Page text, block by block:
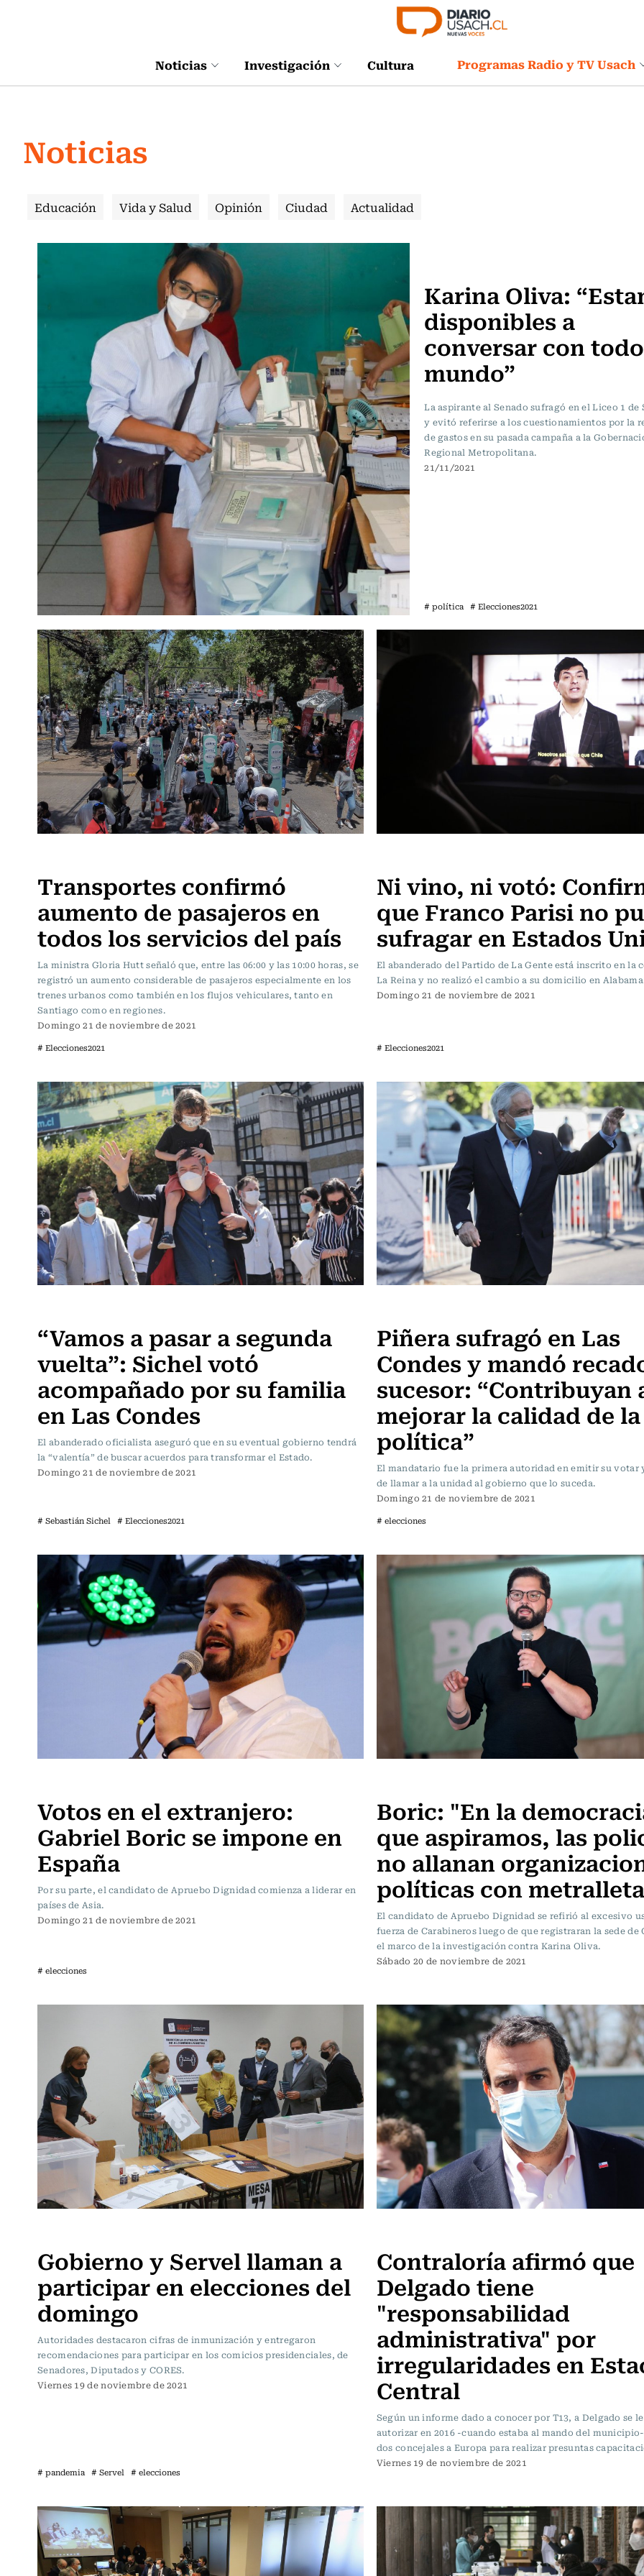
Noticias Investigación Cultura Programas Radio y TV Usach
Noticias
Educación Vida y Salud Opinión Ciudad Actualidad
Karina Oliva:
disponibles a
conversar con
mundo”
La aspirante al Senado sufragó en el Liceo 1 de
y evitó referirse a los cuestionamientos por la
de gastos en su pasada campaña a la
Regional Metropolitana.
21/11/2021
# política # Elecciones2021
Transportes confirmó
aumento de pasajeros en
todos los servicios del país
La ministra Gloria Hutt señaló que, entre las 06:00 y las 10:00 horas, se
registró un aumento considerable de pasajeros especialmente en los
trenes urbanos como también en los flujos vehiculares, tanto en
Santiago como en regiones.
Domingo 21 de noviembre de 2021
# Elecciones2021
Ni vino, ni votó:
que Franco Parisi no
sufragar en Estados
El abanderado del Partido de La Gente está inscrito en la
La Reina y no realizó el cambio a su domicilio en
Domingo 21 de noviembre de 2021
# Elecciones2021
“Vamos a pasar a segunda
vuelta”: Sichel votó
acompañado por su familia
en Las Condes
El abanderado oficialista aseguró que en su eventual gobierno tendrá
la “valentía” de buscar acuerdos para transformar el Estado.
Domingo 21 de noviembre de 2021
# Sebastián Sichel # Elecciones2021
Piñera sufragó en Las
Condes y mandó
sucesor: “Contribuyan
mejorar la calidad de la
política”
El mandatario fue la primera autoridad en emitir su votar
de llamar a la unidad al gobierno que lo suceda.
Domingo 21 de noviembre de 2021
# elecciones
Votos en el extranjero:
Gabriel Boric se impone en
España
Por su parte, el candidato de Apruebo Dignidad comienza a liderar en
países de Asia.
Domingo 21 de noviembre de 2021
# elecciones
Boric: "En la
que aspiramos, las
no allanan
políticas con
El candidato de Apruebo Dignidad se refirió al excesivo
fuerza de Carabineros luego de que registraran la sede de
el marco de la investigación contra Karina Oliva.
Sábado 20 de noviembre de 2021
Gobierno y Servel llaman a
participar en elecciones del
domingo
Autoridades destacaron cifras de inmunización y entregaron
recomendaciones para participar en los comicios presidenciales, de
Senadores, Diputados y CORES.
Viernes 19 de noviembre de 2021
# pandemia # Servel # elecciones
Contraloría afirmó que
Delgado tiene
"responsabilidad
administrativa" por
irregularidades en
Central
Según un informe dado a conocer por T13, a Delgado se
autorizar en 2016 -cuando estaba al mando del
dos concejales a Europa para realizar presuntas
Viernes 19 de noviembre de 2021